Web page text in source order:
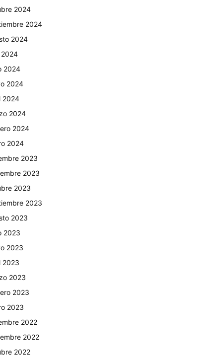
2024
2024
2024
2024
2024
2024
2024
2024
2024
2024
2023
2023
2023
2023
2023
2023
2023
2023
2023
2023
2023
2022
2022
2022